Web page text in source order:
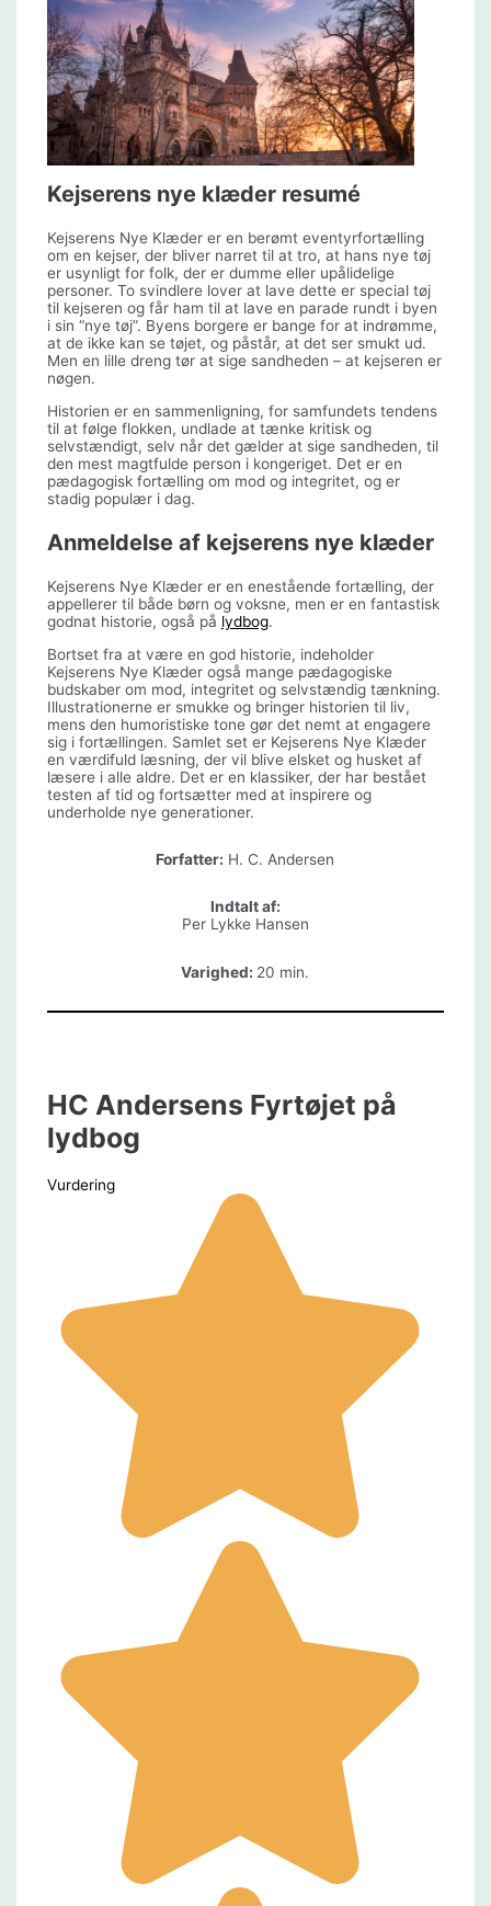
Kejserens nye klæder resumé
Kejserens Nye Klæder er en berømt eventyrfortælling
om en kejser, der bliver narret til at tro, at hans nye tøj
er usynligt for folk, der er dumme eller upålidelige
personer. To svindlere lover at lave dette er special tøj
til kejseren og får ham til at lave en parade rundt i byen
i sin “nye tøj”. Byens borgere er bange for at indrømme,
at de ikke kan se tøjet, og påstår, at det ser smukt ud.
Men en lille dreng tør at sige sandheden – at kejseren er
nøgen.
Historien er en sammenligning, for samfundets tendens
til at følge flokken, undlade at tænke kritisk og
selvstændigt, selv når det gælder at sige sandheden, til
den mest magtfulde person i kongeriget. Det er en
pædagogisk fortælling om mod og integritet, og er
stadig populær i dag.
Anmeldelse af kejserens nye klæder
Kejserens Nye Klæder er en enestående fortælling, der
appellerer til både børn og voksne, men er en fantastisk
godnat historie, også på lydbog.
Bortset fra at være en god historie, indeholder
Kejserens Nye Klæder også mange pædagogiske
budskaber om mod, integritet og selvstændig tænkning.
Illustrationerne er smukke og bringer historien til liv,
mens den humoristiske tone gør det nemt at engagere
sig i fortællingen. Samlet set er Kejserens Nye Klæder
en værdifuld læsning, der vil blive elsket og husket af
læsere i alle aldre. Det er en klassiker, der har bestået
testen af tid og fortsætter med at inspirere og
underholde nye generationer.
Forfatter: H. C. Andersen
Indtalt af:
Per Lykke Hansen
Varighed: 20 min.
HC Andersens Fyrtøjet på
lydbog
Vurdering